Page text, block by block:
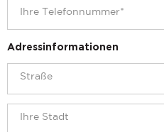
Adressinformationen